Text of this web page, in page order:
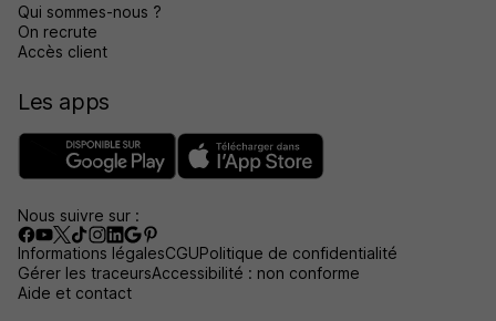
Qui sommes-nous ?
On recrute
Accès client
Les apps
Nous suivre sur :
Informations légalesCGUPolitique de confidentialité
Gérer les traceursAccessibilité : non conforme
Aide et contact